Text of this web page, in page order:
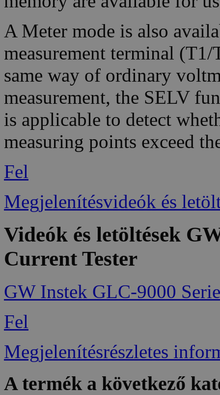
A Meter mode is also
measurement terminal
same way of ordinary
measurement, the SELV
is applicable to detect
measuring points exceed
Fel
Megjelenítésvideók és
Videók és letöltések
Current Tester
GW Instek GLC-9000
Fel
Megjelenítésrészletes
A termék a következő